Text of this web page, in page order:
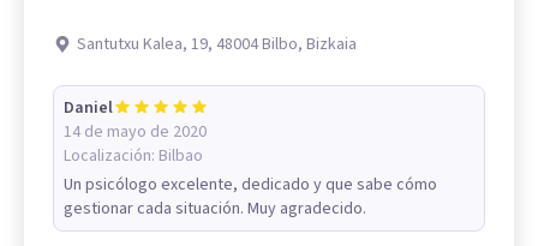
Santutxu Kalea, 19, 48004 Bilbo, Bizkaia
Daniel
14 de mayo de 2020
Localización: Bilbao
Un psicólogo excelente, dedicado y que sabe cómo
gestionar cada situación. Muy agradecido.